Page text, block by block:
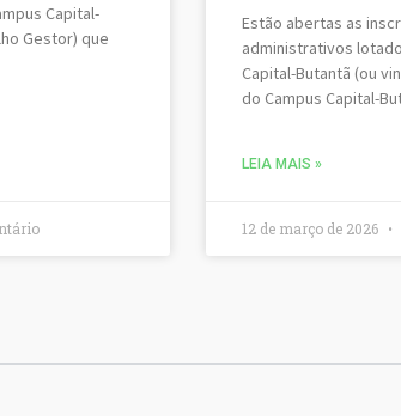
Capital-
Gestor) que
Estão abertas as
administrativos
Capital-Butantã (ou
do Campus Capital-
LEIA MAIS »
12 de março de 2026